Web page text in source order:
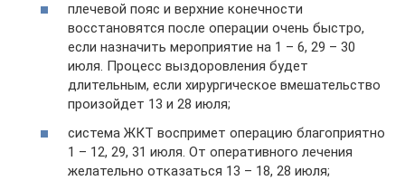
плечевой пояс и верхние конечности
восстановятся после операции очень быстро,
если назначить мероприятие на 1 – 6, 29 – 30
июля. Процесс выздоровления будет
длительным, если хирургическое вмешательство
произойдет 13 и 28 июля;
система ЖКТ воспримет операцию благоприятно
1 – 12, 29, 31 июля. От оперативного лечения
желательно отказаться 13 – 18, 28 июля;